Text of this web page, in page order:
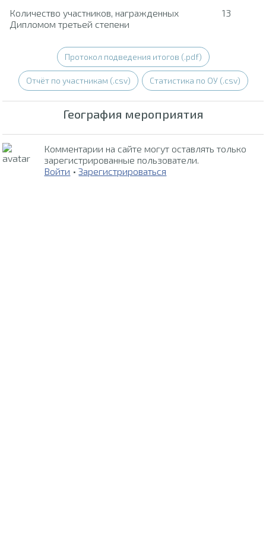
Количество участников, награжденных
Дипломом третьей степени
13
Протокол подведения итогов (.pdf)
Отчёт по участникам (.csv) Статистика по ОУ (.csv)
География мероприятия
Комментарии на сайте могут оставлять только
зарегистрированные пользователи.
Войти •Зарегистрироваться